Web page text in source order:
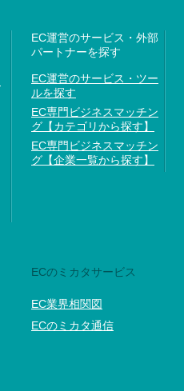
EC運営のサービス・外部
パートナーを探す
EC運営のサービス・ツー
ルを探す
EC専門ビジネスマッチン
グ【カテゴリから探す】
EC専門ビジネスマッチン
グ【企業一覧から探す】
ECのミカタサービス
EC業界相関図
ECのミカタ通信